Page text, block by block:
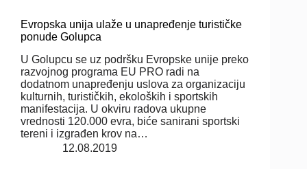
Evropska unija ulaže u unapređenje turističke
ponude Golupca
U Golupcu se uz podršku Evropske unije preko
razvojnog programa EU PRO radi na
dodatnom unapređenju uslova za organizaciju
kulturnih, turističkih, ekoloških i sportskih
manifestacija. U okviru radova ukupne
vrednosti 120.000 evra, biće sanirani sportski
tereni i izgrađen krov na…
12.08.2019